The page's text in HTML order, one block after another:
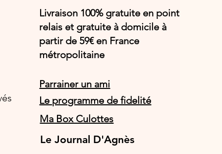
Livraison 100% gratuite en point
relais et gratuite à domicile à
partir de 59€ en France
métropolitaine
Parrainer un ami
Le programme de fidelité
Ma Box Culottes
Le Journal D'Agnès
Le Journal D'Agnès